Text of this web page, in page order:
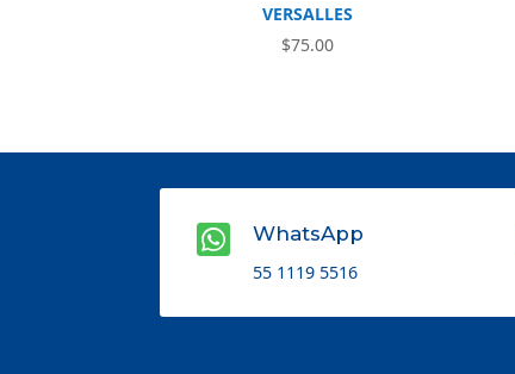
VERSALLES
$75.00
 WhatsApp
55 1119 5516